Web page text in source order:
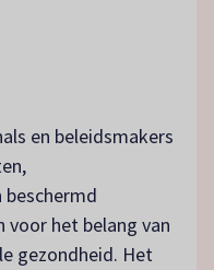
en beleidsmakers
het belang van
gezondheid. Het